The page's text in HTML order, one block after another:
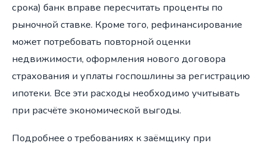
срока) банк вправе пересчитать проценты по
рыночной ставке. Кроме того, рефинансирование
может потребовать повторной оценки
недвижимости, оформления нового договора
страхования и уплаты госпошлины за регистрацию
ипотеки. Все эти расходы необходимо учитывать
при расчёте экономической выгоды.
Подробнее о требованиях к заёмщику при